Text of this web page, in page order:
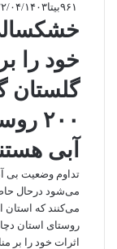
بیتا۲۲/۰۴/
خود را
گلستان
۲۰۰
آبی
تداوم وضعیت بی
روستای استان
اثرات خود را بر